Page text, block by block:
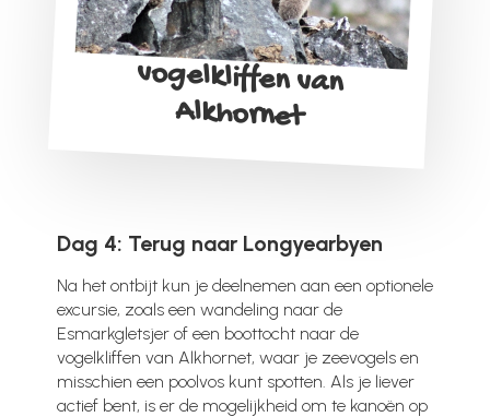
vogelkliffen van
Alkhornet
Dag 4: Terug naar Longyearbyen
Na het ontbijt kun je deelnemen aan een optionele
excursie, zoals een wandeling naar de
Esmarkgletsjer of een boottocht naar de
vogelkliffen van Alkhornet, waar je zeevogels en
misschien een poolvos kunt spotten. Als je liever
actief bent, is er de mogelijkheid om te kanoën op